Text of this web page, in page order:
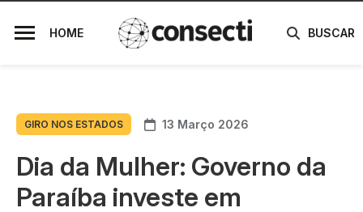
HOME BUSCAR
GIRO NOS ESTADOS 13 Março 2026
Dia da Mulher: Governo da
Paraíba investe em